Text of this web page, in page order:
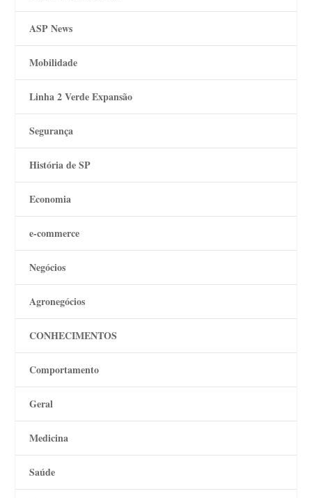
ASP News
Mobilidade
Linha 2 Verde Expansão
Segurança
História de SP
Economia
e-commerce
Negócios
Agronegócios
CONHECIMENTOS
Comportamento
Geral
Medicina
Saúde